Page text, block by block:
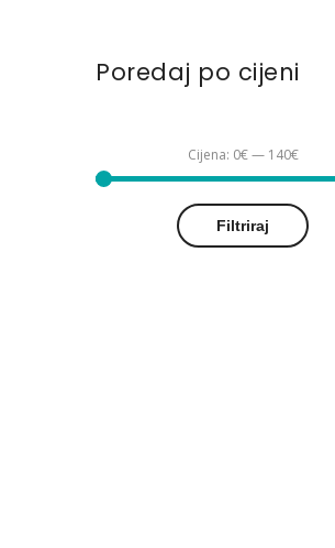
Poredaj po cijeni
Min
cijena
Maks
cijena
Filtriraj
Cijena: 0€— 140€